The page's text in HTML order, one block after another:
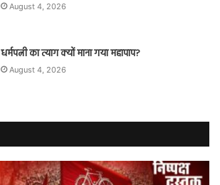
August 4, 2026
धर्मपत्नी का त्याग क्यों माना गया महापाप?
August 4, 2026